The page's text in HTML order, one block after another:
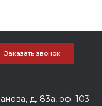
Заказать звонок
д. 83а, оф. 103